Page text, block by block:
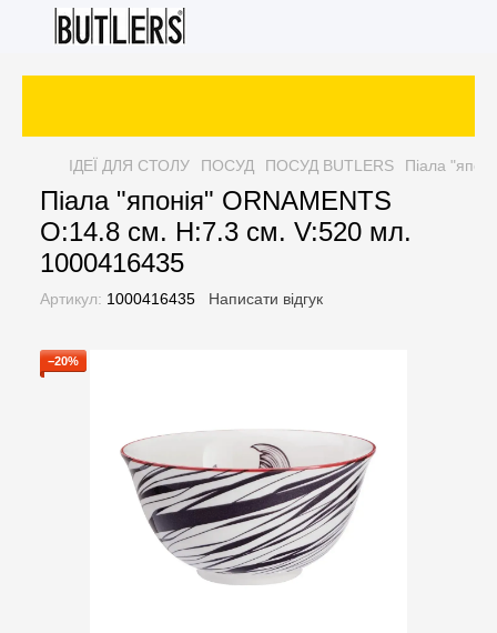
ІДЕЇ ДЛЯ СТОЛУ ПОСУД ПОСУД BUTLERS Піала
Піала "японія" ORNAMENTS
O:14.8 см. H:7.3 см. V:520 мл.
1000416435
Артикул: 1000416435 Написати відгук
−20%